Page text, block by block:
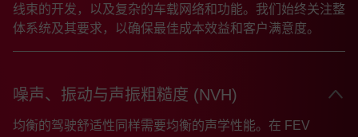
线束的开发，以及复杂的车载网络和功能。我们始终关注整
体系统及其要求，以确保最佳成本效益和客户满意度。
噪声、振动与声振粗糙度 (NVH)
均衡的驾驶舒适性同样需要均衡的声学性能。在 FEV